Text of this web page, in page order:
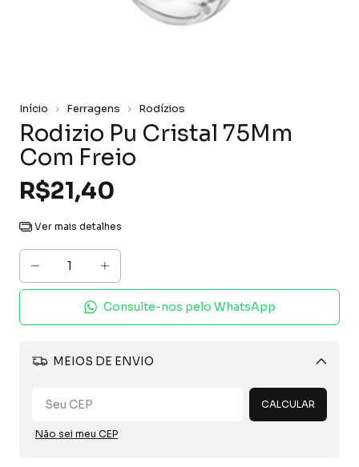
Início Ferragens Rodízios
Rodizio Pu Cristal 75Mm
Com Freio
R$21,40
Ver mais detalhes
Consulte-nos pelo WhatsApp
MEIOS DE ENVIO
Alterar CEP
CALCULAR
Não sei meu CEP